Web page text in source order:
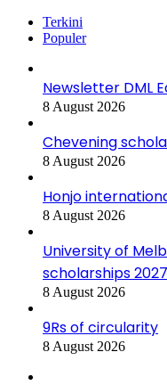
Terkini
Populer
Newsletter DML
8 August 2026
Chevening
8 August 2026
Honjo
8 August 2026
University of
scholarships 2027
8 August 2026
9Rs of circularity
8 August 2026